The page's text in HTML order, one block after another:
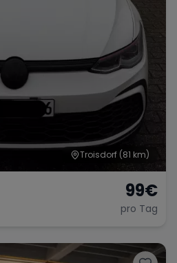
Troisdorf (81 km)
99€
pro Tag